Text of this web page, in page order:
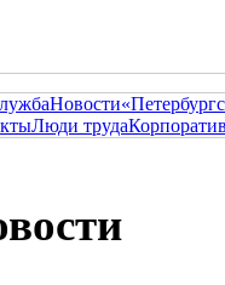
Новости
Люди труда